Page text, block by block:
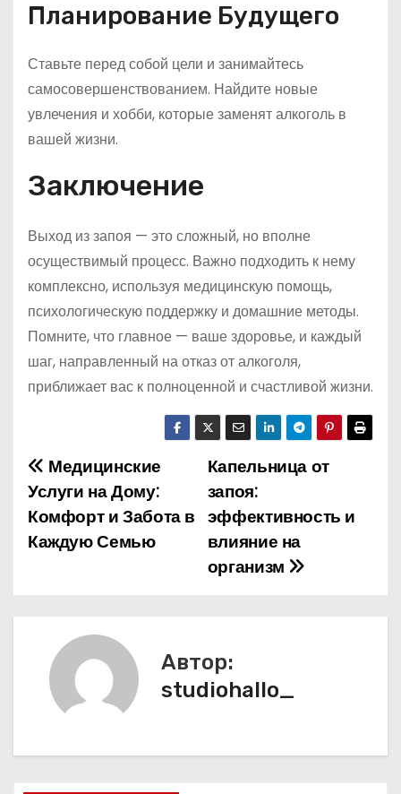
Планирование Будущего
Ставьте перед собой цели и занимайтесь
самосовершенствованием. Найдите новые
увлечения и хобби, которые заменят алкоголь в
вашей жизни.
Заключение
Выход из запоя — это сложный, но вполне
осуществимый процесс. Важно подходить к нему
комплексно, используя медицинскую помощь,
психологическую поддержку и домашние методы.
Помните, что главное — ваше здоровье, и каждый
шаг, направленный на отказ от алкоголя,
приближает вас к полноценной и счастливой жизни.
Н
а
в
г
Капельница от
запоя:
эффективность и
влияние на
организм
Медицинские
Услуги на Дому:
Комфорт и Забота в
Каждую Семью
Автор:
studiohallo_